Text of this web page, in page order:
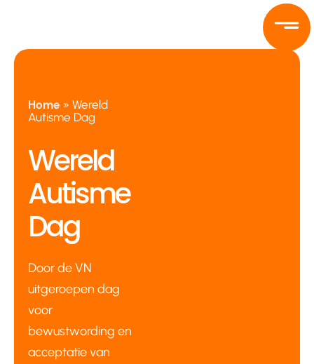
inhoud
Home » Wereld
Autisme Dag
Wereld
Autisme
Dag
Door de VN
uitgeroepen dag
voor
bewustwording en
acceptatie van